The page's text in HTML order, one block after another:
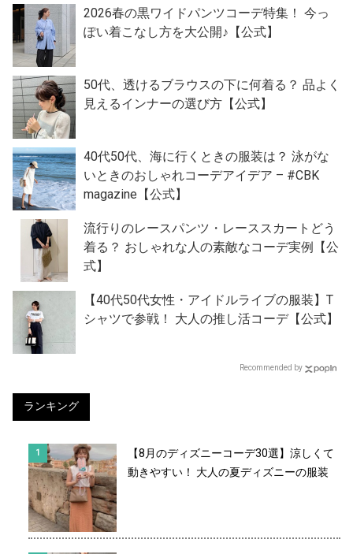
2026春の黒ワイドパンツコーデ特集！ 今っ
ぽい着こなし方を大公開♪【公式】
50代、透けるブラウスの下に何着る？ 品よく
見えるインナーの選び方【公式】
40代50代、海に行くときの服装は？ 泳がな
いときのおしゃれコーデアイデア – #CBK
magazine【公式】
流行りのレースパンツ・レーススカートどう
着る？ おしゃれな人の素敵なコーデ実例【公
式】
【40代50代女性・アイドルライブの服装】T
シャツで参戦！ 大人の推し活コーデ【公式】
Recommended by
ランキング
【8月のディズニーコーデ30選】涼しくて
動きやすい！ 大人の夏ディズニーの服装